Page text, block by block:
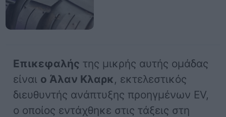
Επικεφαλής της μικρής αυτής ομάδας
είναι ο Άλαν Κλαρκ, εκτελεστικός
διευθυντής ανάπτυξης προηγμένων EV,
ο οποίος εντάχθηκε στις τάξεις στη